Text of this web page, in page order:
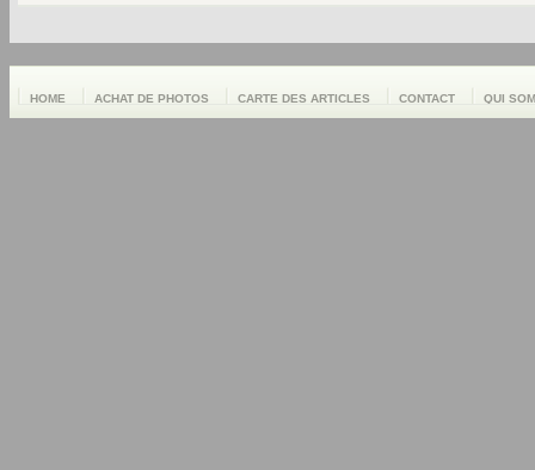
HOME ACHAT DE PHOTOS CARTE DES ARTICLES CONTACT QUI